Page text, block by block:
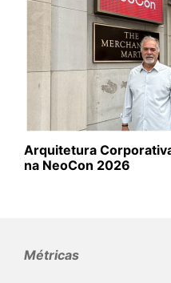
Arquitetura
na NeoCon 2026
Métricas